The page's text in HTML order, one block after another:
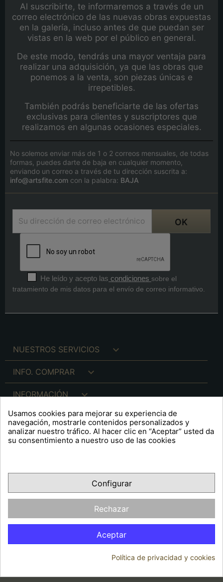
Al suscribirte, te informaremos a través de un
correo electrónico de las nuevas obras expuestas
en la galería, incluso antes de que puedan ser
vistas en la web por el público en general.
De este modo, tendrás una mayor ventaja para
realizar una adquisición, ya que las obras que
ponemos a la venta, son piezas únicas e
irrepetibles.
También podrás beneficiarte de las ofertas
exclusivas para clientes y suscriptores que
realizamos en algunas ocasiones especiales.
No solemos enviar más de 1 o 2 correos mensuales, de todas
formas, puedes darte de baja en cualquier momento,
enviando un correo a través de tu dirección suscrita a:
info@artsfite.com con la palabra: BAJA
He leído y acepto las condiciones sobre el
tratamiento de mis datos para el envío de correo informativo.
NUESTROS SERVICIOS 
INFO. COMPRAR 
INFORMACIÓN 
INFO. LEGAL 
FacebookYouTubePinterest
OPINIONES CLIENTES
Usamos cookies para mejorar su experiencia de
navegación, mostrarle contenidos personalizados y
analizar nuestro tráfico. Al hacer clic en “Aceptar” usted da
su consentimiento a nuestro uso de las cookies
Configurar
Rechazar
Aceptar
Política de privacidad y cookies